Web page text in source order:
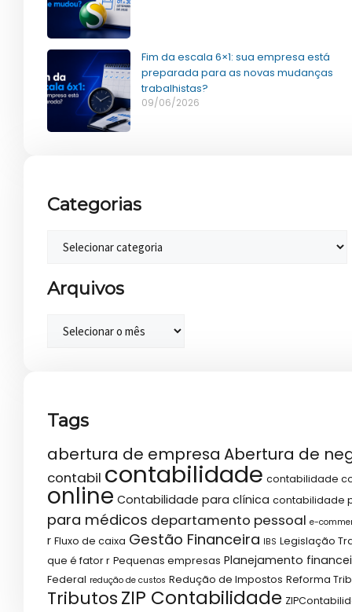
Fim da escala 6×1: sua empresa está
preparada para as novas mudanças
trabalhistas?
09/06/2026
Categorias
Arquivos
Tags
abertura de empresa Abertura de
contabil contabilidade contabilidade
online Contabilidade para clínica contabilidade
para médicos departamento pessoal e-
r Fluxo de caixa Gestão Financeira IBS Legislação
que é fator r Pequenas empresas Planejamento
Federal redução de custos Redução de Impostos Reforma
TributosZIP Contabilidade